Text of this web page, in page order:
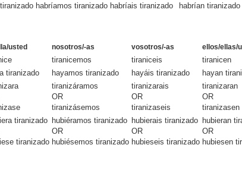
habríamos tiranizado habríais tiranizado habrían tiranizado
usted nosotros/-as vosotros/-as ellos/ellas/
tiranicemos tiraniceis
tiranicen
tiranizado hayamos tiranizado hayáis tiranizado hayan
tiranizáramos
OR
tiranizásemos
tiranizarais
OR
tiranizaseis
tiranizaran
OR
tiranizasen
tiranizado
tiranizado
hubiéramos tiranizado
OR
hubiésemos tiranizado
hubierais tiranizado
OR
hubieseis tiranizado
hubieran
OR
hubiesen